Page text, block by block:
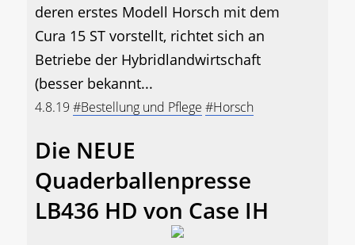
deren erstes Modell Horsch mit dem
Cura 15 ST vorstellt, richtet sich an
Betriebe der Hybridlandwirtschaft
(besser bekannt...
4.8.19 #Bestellung und Pflege #Horsch
Die NEUE
Quaderballenpresse
LB436 HD von Case IH